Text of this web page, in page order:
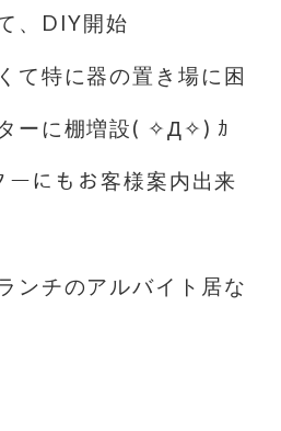
、DIY開始
て特に器の置き場に困
ーに棚増設( ✧Д✧) ｶ
にもお客様案内出来
ンチのアルバイト居な